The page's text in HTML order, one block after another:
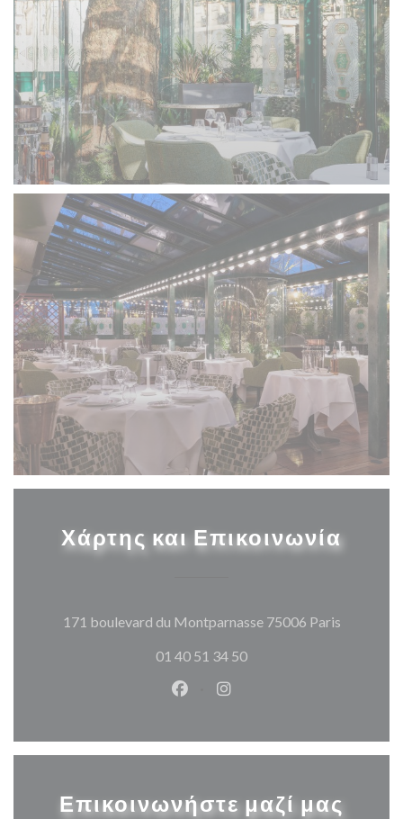
Χάρτης και Επικοινωνία
171 boulevard du Montparnasse 75006 Paris
01 40 51 34 50
Facebook ((ανοίγει σε νέο
Instagram ((ανοίγει σε
Επικοινωνήστε μαζί μας